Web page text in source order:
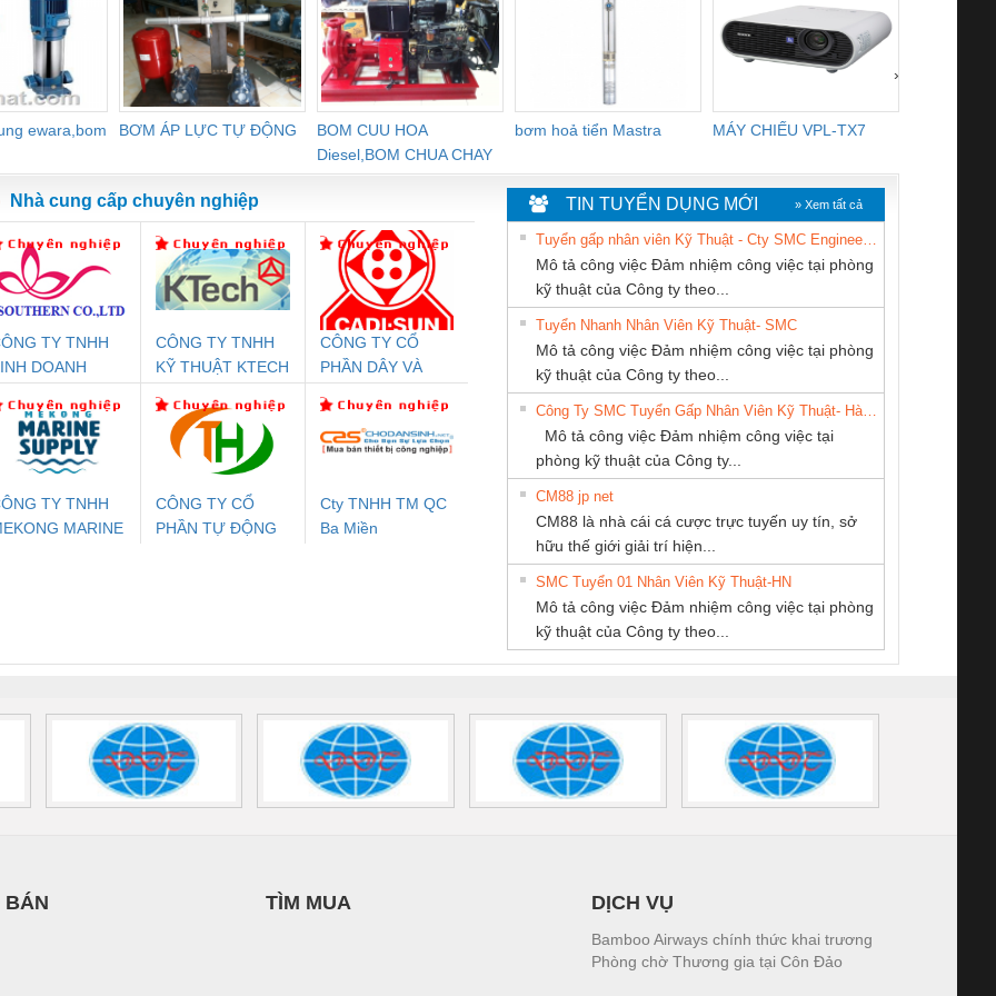
ewara,bom
BƠM ÁP LỰC TỰ ĐỘNG
BOM CUU HOA
Diesel,BOM CHUA CHAY
bơm hoả tiển Mastra MÁY CHIẾU VPL-TX7
›
An Toàn
Contact
1NO-
24DC-SP -
Rơ Le An Toàn
Phoenix Contact
PSR-SCP-
24UC/ESL4/3X1/1X2/B
- 2981059
Điện AC
Mô-đun Ắc Quy UPS
Bộ Lặp Tín Hiệu
PROFIBUS Phoenix
Contact PSI-REP-
2708863
Rơ Le An Toàn
Phoenix Contact
2986960 – PSR-
SCP-
24DC/FSP/2X1/1X2
Rơ Le An Toàn
Bộ giám sát chuỗi
tấm pin
TRANSCLINIC 16I+
1K5 H (2502520000)
Bộ giám sát chuỗi
tấm pin
TRANSCLINIC 16I+
1K5 L (2433950000)
Bộ giám sát dòng
TRANSCLINIC 16I+
(2008130000)
Bộ chỉnh lưu nguồn
điện TRANSCLINIC
BKE 1K5.4
(7791400879)2. Giá
Nẹp nhôm chống
trơn Đà Nẵng
Nhà cung cấp chuyên nghiệp
TY TNHH
DOANH
NAM
CÔNG TY TNHH
KỸ THUẬT KTECH
CÔNG TY CỔ
PHẦN DÂY VÀ
THƯỢNG ĐÌNH
TY TNHH
MARINE
CÔNG TY CỔ
PHẦN TỰ ĐỘNG
Cty TNHH TM QC
Ba Miền
CÔNG TY CP TỰ
ĐỘNG TIẾN
HƯNG
CÔNG TY TNHH
THƯƠNG MẠI
THIÊN ÂN VIỆT
NAM
CONG TY TNHH
THANH
Tan Dong Cang
company LTD
Thương Mại SX
Ba Miền
Thiết Bị Điện Nam
TIN TUYỂN DỤNG MỚI » Xem tất cả
Mô tả công việc Đảm nhiệm công việc tại phòng
kỹ thuật của Công ty theo...
Tuyển Nhanh Nhân Viên Kỹ Thuật- SMC
Mô tả công việc Đảm nhiệm công việc tại phòng
kỹ thuật của Công ty theo...
Mô tả công việc Đảm nhiệm công việc tại
phòng kỹ thuật của Công ty...
CM88 jp net
CM88 là nhà cái cá cược trực tuyến uy tín, sở
hữu thế giới giải trí hiện...
SMC Tuyển 01 Nhân Viên Kỹ Thuật-HN
Mô tả công việc Đảm nhiệm công việc tại phòng
kỹ thuật của Công ty theo...
BÁN TÌM MUA DỊCH VỤ
Bamboo Airways chính thức khai trương
Phòng chờ Thương gia tại Côn Đảo